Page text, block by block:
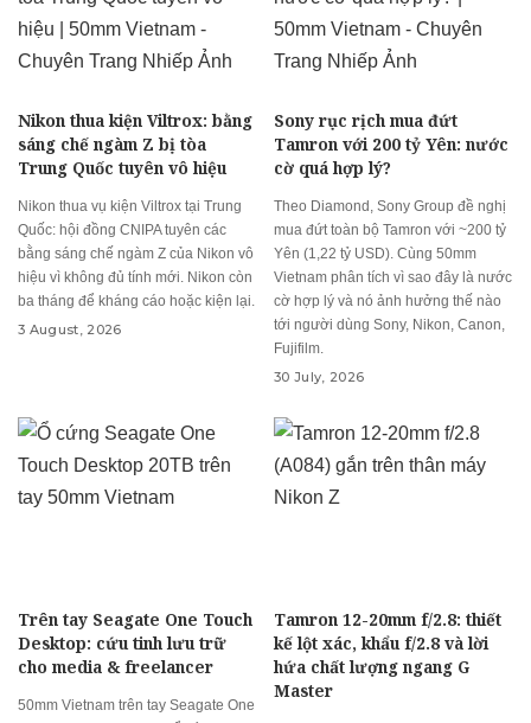
Nikon thua kiện Viltrox: bằng
sáng chế ngàm Z bị tòa
Trung Quốc tuyên vô hiệu
Nikon thua vụ kiện Viltrox tại Trung
Quốc: hội đồng CNIPA tuyên các
bằng sáng chế ngàm Z của Nikon vô
hiệu vì không đủ tính mới. Nikon còn
ba tháng để kháng cáo hoặc kiện lại.
3 August, 2026
Sony rục rịch mua đứt
Tamron với 200 tỷ Yên: nước
cờ quá hợp lý?
Theo Diamond, Sony Group đề nghị
mua đứt toàn bộ Tamron với ~200 tỷ
Yên (1,22 tỷ USD). Cùng 50mm
Vietnam phân tích vì sao đây là nước
cờ hợp lý và nó ảnh hưởng thế nào
tới người dùng Sony, Nikon, Canon,
Fujifilm.
30 July, 2026
Trên tay Seagate One Touch
Desktop: cứu tinh lưu trữ
cho media & freelancer
50mm Vietnam trên tay Seagate One
Tamron 12-20mm f/2.8: thiết
kế lột xác, khẩu f/2.8 và lời
hứa chất lượng ngang G
Master